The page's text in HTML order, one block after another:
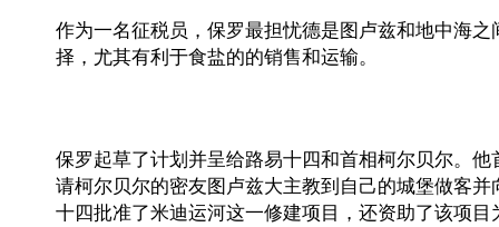
作为一名征税员，保罗最担忧德是图卢兹和地中海
择，尤其有利于食盐的的销售和运输。
保罗起草了计划并呈给路易十四和首相柯尔贝尔。
请柯尔贝尔的密友图卢兹大主教到自己的城堡做客
十四批准了米迪运河这一修建项目，还资助了该项